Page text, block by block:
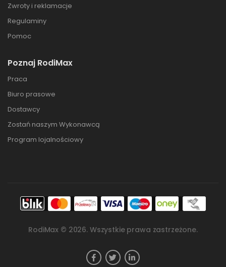
Zwroty i reklamacje
Regulaminy
Pomoc
Poznaj RodiMax
Praca
Biuro prasowe
Dostawcy
Zostań naszym Wykonawcą
Program lojalnościowy
RodiMax © 2026. Wszystkie prawa zastrzeżone.